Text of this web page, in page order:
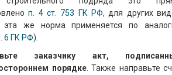
п. 4 ст. 753 ГК РФ, для других
эта же норма применяется по
6 ГК РФ).
заказчику акт,
порядке. Также направьте